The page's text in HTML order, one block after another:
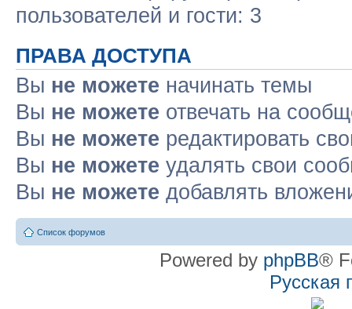
пользователей и гости: 3
ПРАВА ДОСТУПА
Вы не можете начинать темы
Вы не можете отвечать на
Вы не можете редактировать
Вы не можете удалять свои
Вы не можете добавлять
Список форумов
Powered by phpBB®
Русская